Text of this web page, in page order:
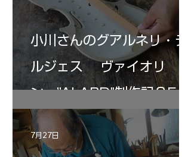
小川さんのグアルネリ・デ
ルジェス ヴァイオリ
ン ”ALARD"制作記３5
7月27日